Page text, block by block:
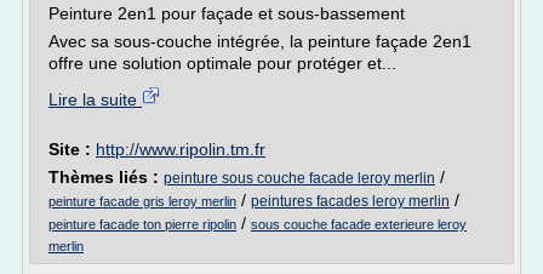
Peinture 2en1 pour façade et sous-bassement
Avec sa sous-couche intégrée, la peinture façade 2en1
offre une solution optimale pour protéger et...
Lire la suite
Site : http://www.ripolin.tm.fr
Thèmes liés : peinture sous couche facade leroy merlin /
peinture facade gris leroy merlin / peintures facades leroy merlin /
peinture facade ton pierre ripolin / sous couche facade exterieure leroy
merlin